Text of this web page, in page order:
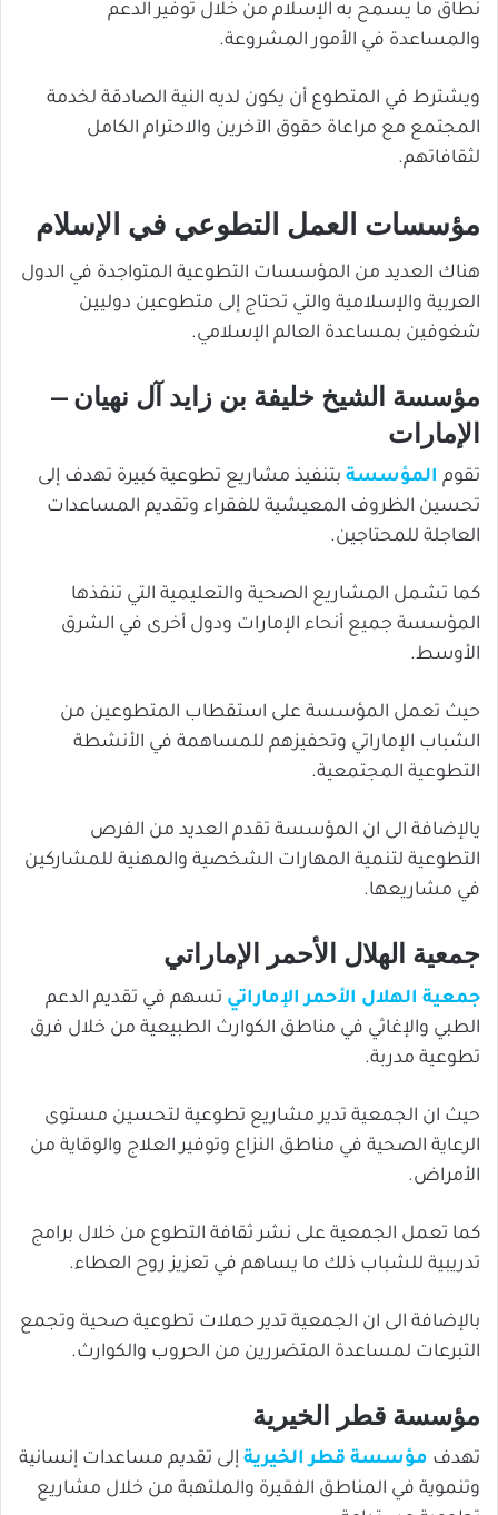
نطاق ما يسمح به الإسلام من خلال توفير الدعم
والمساعدة في الأمور المشروعة.
ويشترط في المتطوع أن يكون لديه النية الصادقة لخدمة
المجتمع مع مراعاة حقوق الآخرين والاحترام الكامل
لثقافاتهم.
مؤسسات العمل التطوعي في الإسلام
هناك العديد من المؤسسات التطوعية المتواجدة في الدول
العربية والإسلامية والتي تحتاج إلى متطوعين دوليين
شغوفين بمساعدة العالم الإسلامي.
مؤسسة الشيخ خليفة بن زايد آل نهيان –
الإمارات
تقوم المؤسسة بتنفيذ مشاريع تطوعية كبيرة تهدف إلى
تحسين الظروف المعيشية للفقراء وتقديم المساعدات
العاجلة للمحتاجين.
كما تشمل المشاريع الصحية والتعليمية التي تنفذها
المؤسسة جميع أنحاء الإمارات ودول أخرى في الشرق
الأوسط.
حيث تعمل المؤسسة على استقطاب المتطوعين من
الشباب الإماراتي وتحفيزهم للمساهمة في الأنشطة
التطوعية المجتمعية.
يالإضافة الى ان المؤسسة تقدم العديد من الفرص
التطوعية لتنمية المهارات الشخصية والمهنية للمشاركين
في مشاريعها.
جمعية الهلال الأحمر الإماراتي
جمعية الهلال الأحمر الإماراتي تسهم في تقديم الدعم
الطبي والإغاثي في مناطق الكوارث الطبيعية من خلال فرق
تطوعية مدربة.
حيث ان الجمعية تدير مشاريع تطوعية لتحسين مستوى
الرعاية الصحية في مناطق النزاع وتوفير العلاج والوقاية من
الأمراض.
كما تعمل الجمعية على نشر ثقافة التطوع من خلال برامج
تدريبية للشباب ذلك ما يساهم في تعزيز روح العطاء.
بالإضافة الى ان الجمعية تدير حملات تطوعية صحية وتجمع
التبرعات لمساعدة المتضررين من الحروب والكوارث.
مؤسسة قطر الخيرية
تهدف مؤسسة قطر الخيرية إلى تقديم مساعدات إنسانية
وتنموية في المناطق الفقيرة والملتهبة من خلال مشاريع